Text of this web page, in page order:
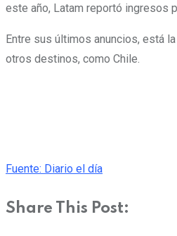
este año, Latam reportó ingresos
Entre sus últimos anuncios, está
otros destinos, como Chile.
Fuente: Diario el día
Share This Post: